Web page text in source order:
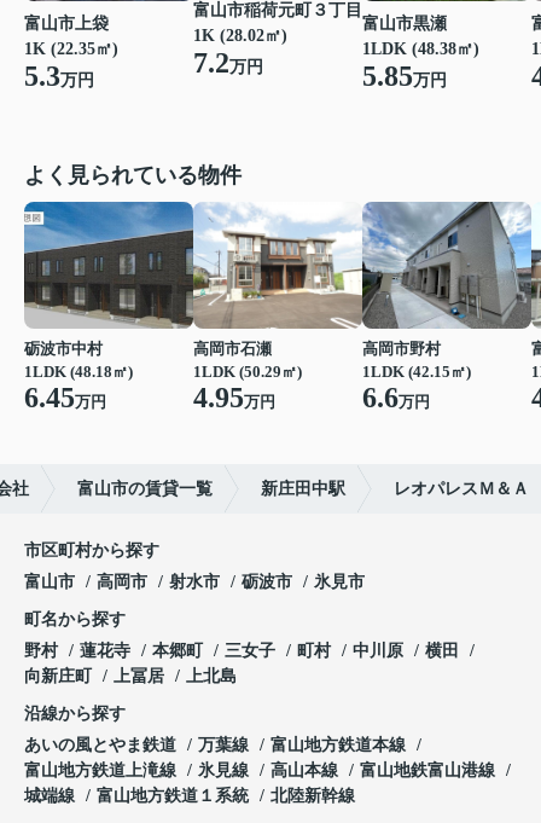
富山市上袋
1K (22.35㎡)
5.3万円
富山市稲荷元町３丁目
1K (28.02㎡)
7.2万円
富山市黒瀬
1LDK (48.38㎡)
5.85万円
よく見られている物件
砺波市中村
1LDK (48.18㎡)
6.45万円
高岡市石瀬
1LDK (50.29㎡)
4.95万円
高岡市野村
1LDK (42.15㎡)
6.6万円
社 富山市の賃貸一覧 新庄田中駅 レオパレスＭ＆Ａ
市区町村から探す
富山市
高岡市 射水市 砺波市 氷見市
町名から探す
野村
蓮花寺 本郷町 三女子 町村 中川原
横田
向新庄町
上冨居 上北島
沿線から探す
あいの風とやま鉄道
万葉線
富山地方鉄道本線
富山地方鉄道上滝線
氷見線 高山本線
富山地鉄富山港線
城端線
富山地方鉄道１系統 北陸新幹線